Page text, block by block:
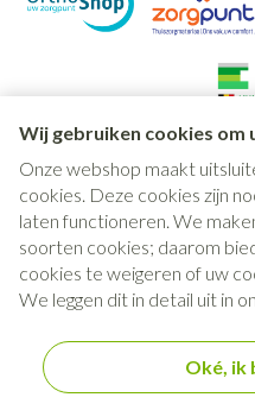
Wij gebruiken cookies om
Onze webshop maakt
cookies. Deze cookies zijn
laten functioneren. We
soorten cookies; daarom
cookies te weigeren of uw
We leggen dit in detail uit in
Oké, ik
Juridische links